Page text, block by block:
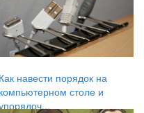
Как навести порядок на
компьютерном столе и